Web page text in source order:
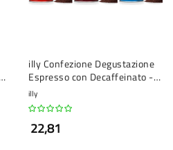
illy Confezione Degustazione
Espresso con Decaffeinato -
caffè macinato - 3 x 250
grammi
illy
22,81